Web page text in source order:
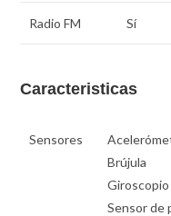
Radio FM Sí
Caracteristicas
Sensores
Brújula
Giroscopio
Sensor de